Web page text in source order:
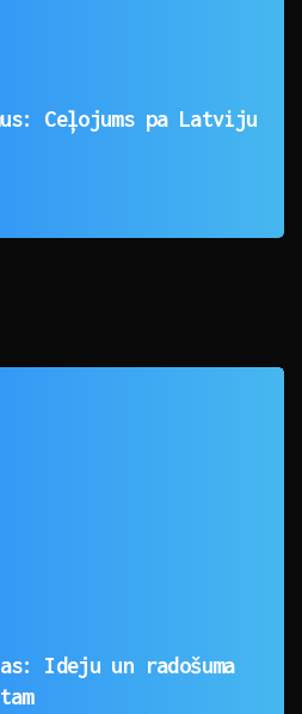
Ceļojums pa Latviju
Ideju un radošuma